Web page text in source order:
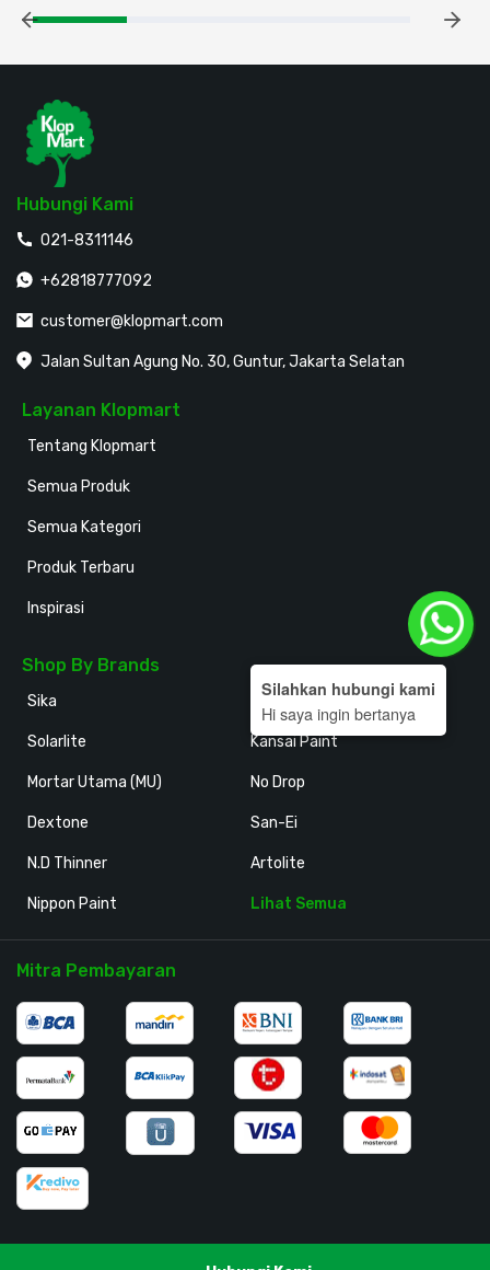
Hubungi Kami
021-8311146
+62818777092
customer@klopmart.com
Jalan Sultan Agung No. 30, Guntur, Jakarta Selatan
Layanan Klopmart
Tentang Klopmart
Semua Produk
Semua Kategori
Produk Terbaru
Inspirasi
Shop By Brands
Sika
Solarlite
Mortar Utama (MU)
Dextone
N.D Thinner
Nippon Paint
Holodeck
Kansai Paint
No Drop
San-Ei
Artolite
Lihat Semua
Mitra Pembayaran
Silahkan hubungi kami
Hi saya ingin bertanya